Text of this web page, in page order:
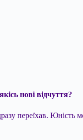
нові відчуття?
переїхав. Юність